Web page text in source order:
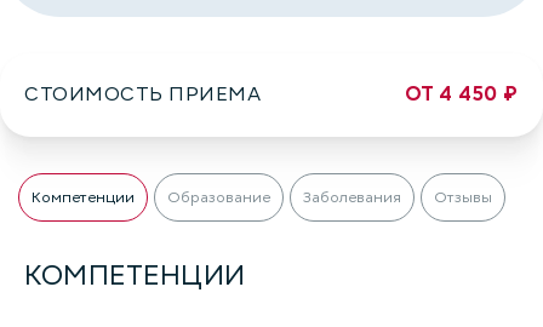
СТОИМОСТЬ ПРИЕМА ОТ 4 450 ₽
Компетенции Образование Заболевания Отзывы
КОМПЕТЕНЦИИ